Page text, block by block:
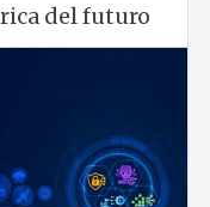
del futuro